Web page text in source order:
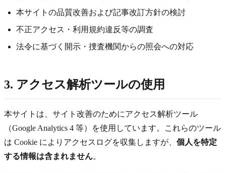
本サイトの品質改善および記事改訂方針の検討
不正アクセス・利用規約違反等の調査
法令に基づく開示・捜査機関からの照会への対応
3. アクセス解析ツールの使用
本サイトは、サイト改善のためにアクセス解析ツール
（Google Analytics 4 等）を使用しています。これらのツール
は Cookie によりアクセスログを収集しますが、 個人を特定
する情報は含まれません。